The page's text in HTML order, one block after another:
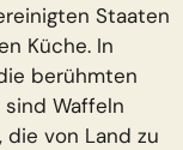
Staaten
Küche. In
berühmten
sind Waffeln
von Land zu